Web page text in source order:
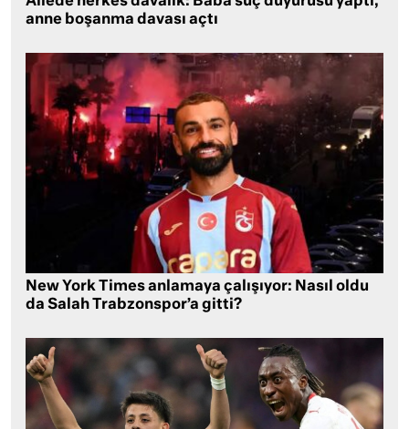
anne boşanma davası açtı
New York Times anlamaya çalışıyor: Nasıl oldu
da Salah Trabzonspor’a gitti?